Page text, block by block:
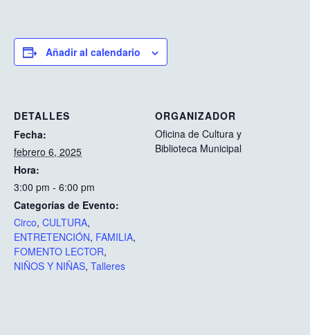
Añadir al calendario
DETALLES
Fecha:
febrero 6, 2025
Hora:
3:00 pm - 6:00 pm
Categorías de Evento:
Circo, CULTURA,
ENTRETENCIÓN, FAMILIA,
FOMENTO LECTOR,
NIÑOS Y NIÑAS, Talleres
ORGANIZADOR
Oficina de Cultura y
Biblioteca Municipal